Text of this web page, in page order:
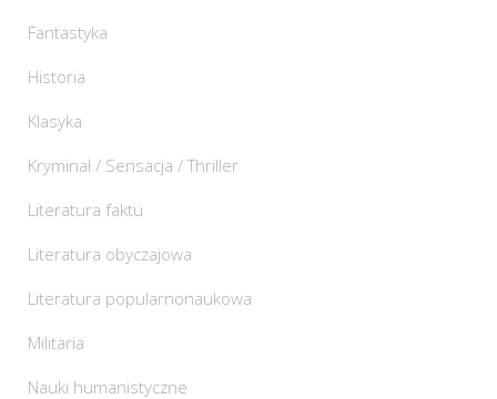
Fantastyka
Historia
Klasyka
Kryminał / Sensacja / Thriller
Literatura faktu
Literatura obyczajowa
Literatura popularnonaukowa
Militaria
Nauki humanistyczne